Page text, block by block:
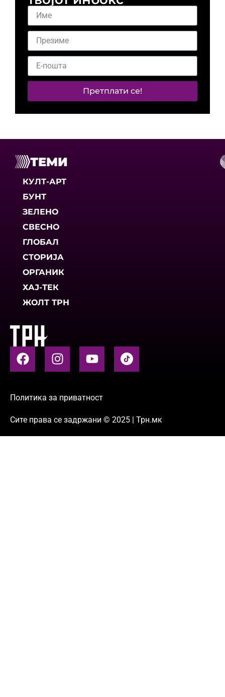
Претплати се!
ТЕМИ
КУЛТ-АРТ
БУНТ
ЗЕЛЕНО
СВЕСНО
ГЛОБАЛ
СТОРИЈА
ОРГАНИК
ХАЈ-ТЕК
ЖОЛТ ТРН
Политика за приватност
Сите права се задржани © 2025 | Трн.мк